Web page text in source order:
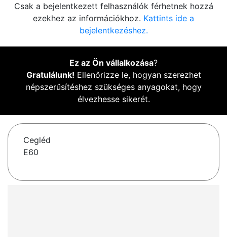
Csak a bejelentkezett felhasználók férhetnek hozzá
ezekhez az információkhoz. Kattints ide a
bejelentkezéshez.
Ez az Ön vállalkozása?
Gratulálunk! Ellenőrizze le, hogyan szerezhet
népszerűsítéshez szükséges anyagokat, hogy
élvezhesse sikerét.
Cegléd
E60